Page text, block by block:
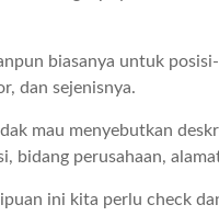
biasanya untuk
dan sejenisnya.
mau menyebutkan
bidang perusahaan,
ini kita perlu check